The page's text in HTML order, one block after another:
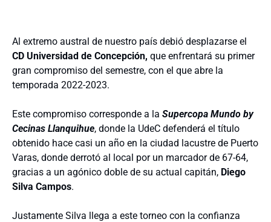
Al extremo austral de nuestro país debió desplazarse el
CD Universidad de Concepción, que enfrentará su primer
gran compromiso del semestre, con el que abre la
temporada 2022-2023.
Este compromiso corresponde a la Supercopa Mundo by
Cecinas Llanquihue, donde la UdeC defenderá el título
obtenido hace casi un año en la ciudad lacustre de Puerto
Varas, donde derrotó al local por un marcador de 67-64,
gracias a un agónico doble de su actual capitán, Diego
Silva Campos.
Justamente Silva llega a este torneo con la confianza